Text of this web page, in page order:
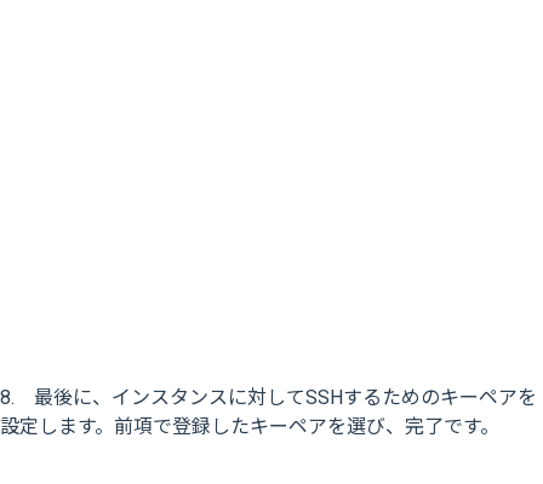
8. 最後に、インスタンスに対してSSHするためのキーペアを
設定します。前項で登録したキーペアを選び、完了です。